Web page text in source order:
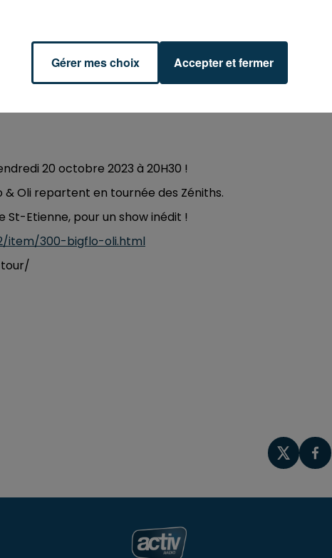
20 octobre 2023 à 20H30 !
Oli repartent en tournée des Zéniths.
St-Etienne, pour un show inédit !
item/300-bigflo-oli.html
Gérer mes choix Accepter et fermer